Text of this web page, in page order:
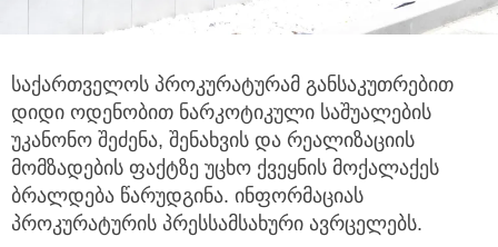
საქართველოს პროკურატურამ განსაკუთრებით
დიდი ოდენობით ნარკოტიკული საშუალების
უკანონო შეძენა, შენახვის და რეალიზაციის
მომზადების ფაქტზე უცხო ქვეყნის მოქალაქეს
ბრალდება წარუდგინა. ინფორმაციას
პროკურატურის პრესსამსახური ავრცელებს.